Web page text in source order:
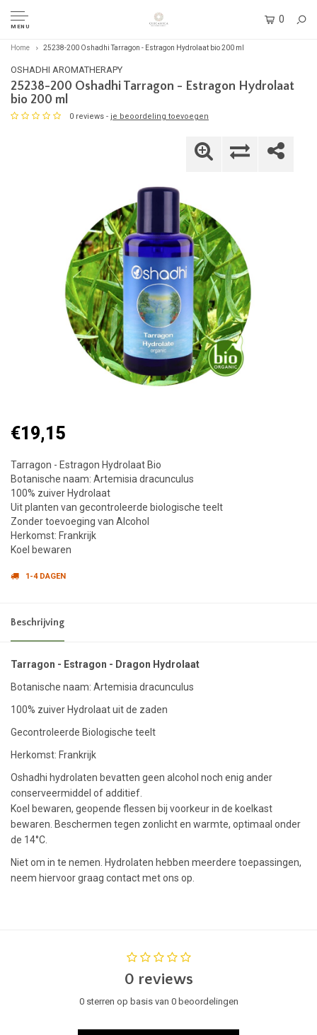
MENU
0
Home 25238-200 Oshadhi Tarragon - Estragon Hydrolaat bio 200 ml
OSHADHI AROMATHERAPY
25238-200 Oshadhi Tarragon - Estragon Hydrolaat
bio 200 ml
0 reviews - je beoordeling toevoegen
€19,15
Tarragon - Estragon Hydrolaat Bio
Botanische naam: Artemisia dracunculus
100% zuiver Hydrolaat
Uit planten van gecontroleerde biologische teelt
Zonder toevoeging van Alcohol
Herkomst: Frankrijk
Koel bewaren
1-4 DAGEN
Beschrijving
Tarragon - Estragon - Dragon Hydrolaat
Botanische naam: Artemisia dracunculus
100% zuiver Hydrolaat uit de zaden
Gecontroleerde Biologische teelt
Herkomst: Frankrijk
Oshadhi hydrolaten bevatten geen alcohol noch enig ander
conserveermiddel of additief.
Koel bewaren, geopende flessen bij voorkeur in de koelkast
bewaren. Beschermen tegen zonlicht en warmte, optimaal onder
de 14°C.
Niet om in te nemen. Hydrolaten hebben meerdere toepassingen,
neem hiervoor graag contact met ons op.
0 reviews
0 sterren op basis van 0 beoordelingen